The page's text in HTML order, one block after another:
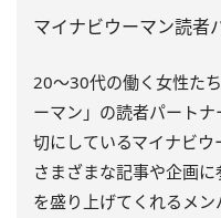
マイナビウーマン読者
20～30代の働く女性た
ーマン」の読者パート
切にしているマイナビ
さまざまな記事や企画
を盛り上げてくれるメン